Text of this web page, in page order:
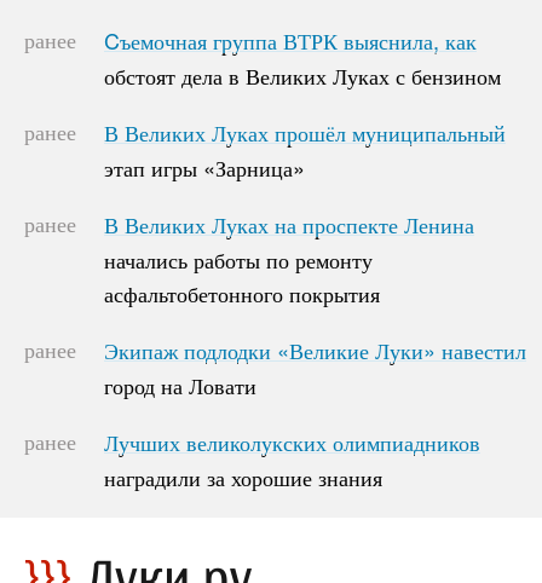
ранее
Cъемочная группа ВТРК выяснила, как
обстоят дела в Великих Луках с бензином
Cъемочная группа ВТРК выяснила, как
обстоят дела в Великих Луках с бензином
ранее
В Великих Луках прошёл муниципальный
этап игры «Зарница»
В Великих Луках прошёл муниципальный
этап игры «Зарница»
ранее
В Великих Луках на проспекте Ленина
начались работы по ремонту
асфальтобетонного покрытия
В Великих Луках на проспекте Ленина
начались работы по ремонту
асфальтобетонного покрытия
ранее
Экипаж подлодки «Великие Луки» навестил
город на Ловати
Экипаж подлодки «Великие Луки» навестил
город на Ловати
ранее
Лучших великолукских олимпиадников
наградили за хорошие знания
Лучших великолукских олимпиадников
наградили за хорошие знания